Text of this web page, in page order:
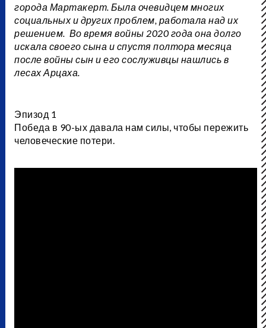
города Мартакерт. Была очевидцем многих
социальных и других проблем, работала над их
решением. Во время войны 2020 года она долго
искала своего сына и спустя полтора месяца
после войны сын и его сослуживцы нашлись в
лесах Арцаха.
Эпизод 1
Победа в 90-ых давала нам силы, чтобы пережить
человеческие потери.